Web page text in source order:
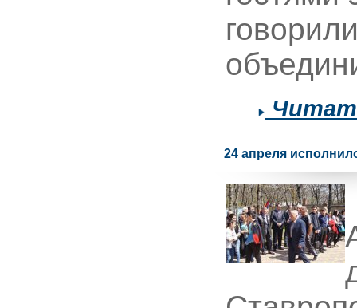
24 апреля